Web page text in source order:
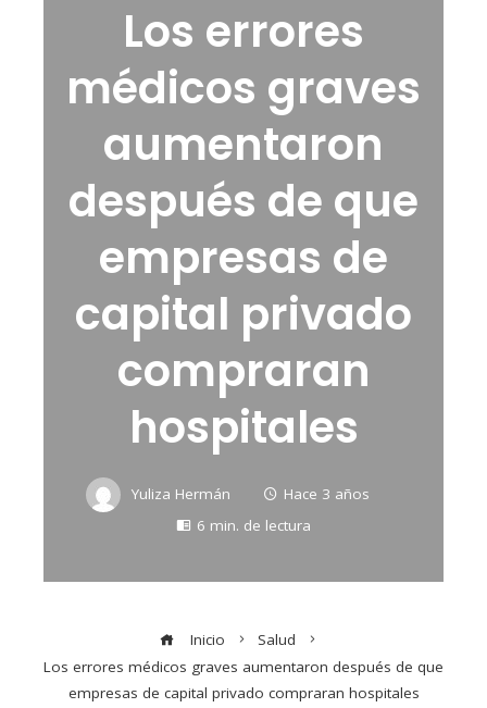
Los errores
médicos graves
aumentaron
después de que
empresas de
capital privado
compraran
hospitales
Yuliza Hermán
Hace 3 años
6 min. de lectura
Inicio
Salud
Los errores médicos graves aumentaron después de que
empresas de capital privado compraran hospitales